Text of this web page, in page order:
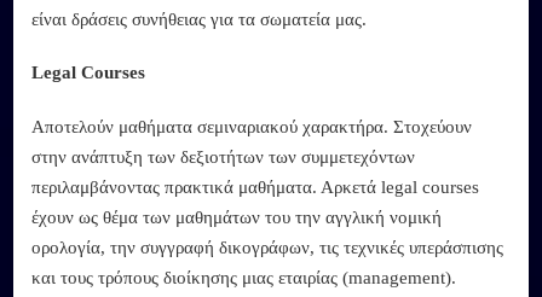
είναι δράσεις συνήθειας για τα σωματεία μας.
Legal Courses
Αποτελούν μαθήματα σεμιναριακού χαρακτήρα. Στοχεύουν
στην ανάπτυξη των δεξιοτήτων των συμμετεχόντων
περιλαμβάνοντας πρακτικά μαθήματα. Αρκετά legal courses
έχουν ως θέμα των μαθημάτων του την αγγλική νομική
ορολογία, την συγγραφή δικογράφων, τις τεχνικές υπεράσπισης
και τους τρόπους διοίκησης μιας εταιρίας (management).